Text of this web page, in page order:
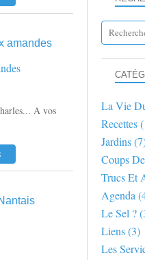
amandes
A vos
La Vie
Recettes
Jardins
Coups
Trucs Et
Agenda
Le Sel ?
Liens(3)
Les